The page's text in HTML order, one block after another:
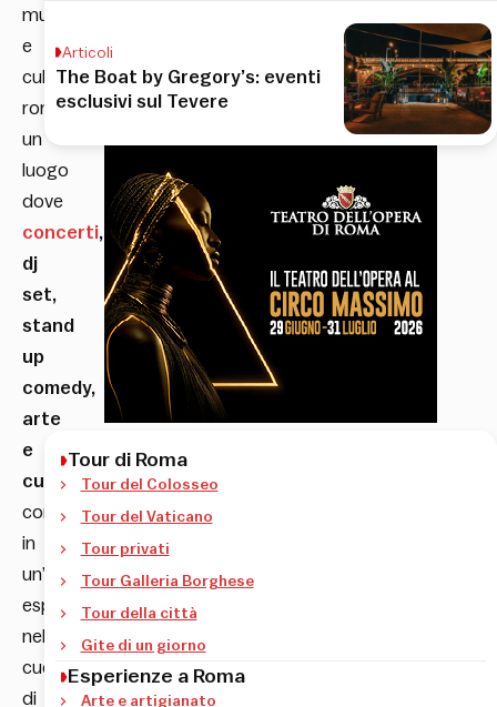
musicale
e
culturale
romana:
un
luogo
dove
concerti,
dj
set,
stand
up
comedy,
arte
e
cucina
convivono
in
un’unica
esperienza,
nel
cuore
di
Articoli
The Boat by Gregory’s: eventi
esclusivi sul Tevere
Tour di Roma
Tour del Colosseo
Tour del Vaticano
Tour privati
Tour Galleria Borghese
Tour della città
Gite di un giorno
Esperienze a Roma
Arte e artigianato